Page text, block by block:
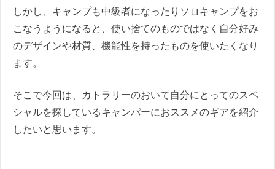
しかし、キャンプも中級者になったりソロキャンプをお
こなうようになると、使い捨てのものではなく自分好み
のデザインや材質、機能性を持ったものを使いたくなり
ます。
そこで今回は、カトラリーのおいて自分にとってのスペ
シャルを探しているキャンパーにおススメのギアを紹介
したいと思います。